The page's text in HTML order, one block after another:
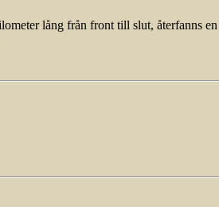
lång från front till slut, återfanns